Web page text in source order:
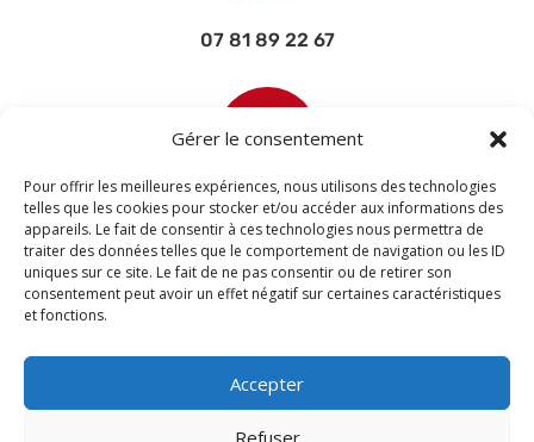
Gérer le consentement
Pour offrir les meilleures expériences, nous utilisons des technologies
telles que les cookies pour stocker et/ou accéder aux informations des
appareils. Le fait de consentir à ces technologies nous permettra de
traiter des données telles que le comportement de navigation ou les ID
uniques sur ce site. Le fait de ne pas consentir ou de retirer son
consentement peut avoir un effet négatif sur certaines caractéristiques
et fonctions.
Accepter
Refuser
07 81 89 22 67

contact@devisettravaux.fr